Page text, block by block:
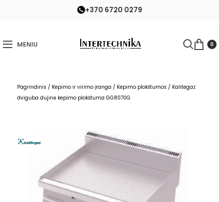
+370 6720 0279
MENIU 0
Pagrindinis / Kepimo ir virimo įranga / Kepimo plokštumos / Kalitegaz
dviguba dujinė kepimo plokštuma GG8070G